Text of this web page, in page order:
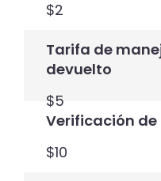
$2
Tarifa de
devuelto
$5
Verificación
$10